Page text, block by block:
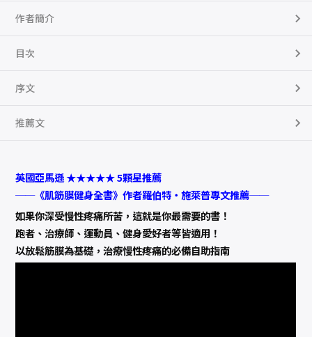
2
5
復
動
專
膜
治
徒
手
舒
緊
繃
，
有
效
釋
作者簡介
目次
序文
推薦文
英國亞馬遜 ★★★★★ 5顆星推薦
──《肌筋膜健身全書》作者羅伯特‧施萊普專文推薦──
如果你深受慢性疼痛所苦，這就是你最需要的書！
跑者、治療師、運動員、健身愛好者等皆適用！
以放鬆筋膜為基礎，治療慢性疼痛的必備自助指南